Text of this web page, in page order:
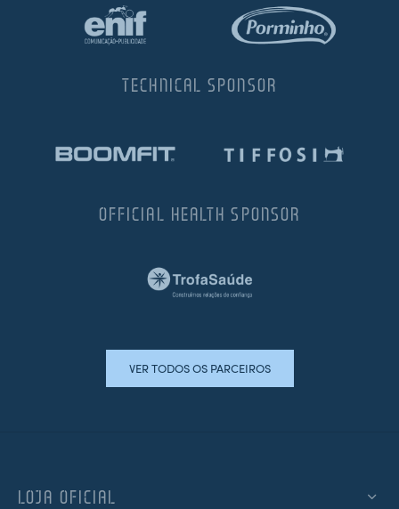
TECHNICAL SPONSOR
OFFICIAL HEALTH SPONSOR
VER TODOS OS PARCEIROS
LOJA OFICIAL